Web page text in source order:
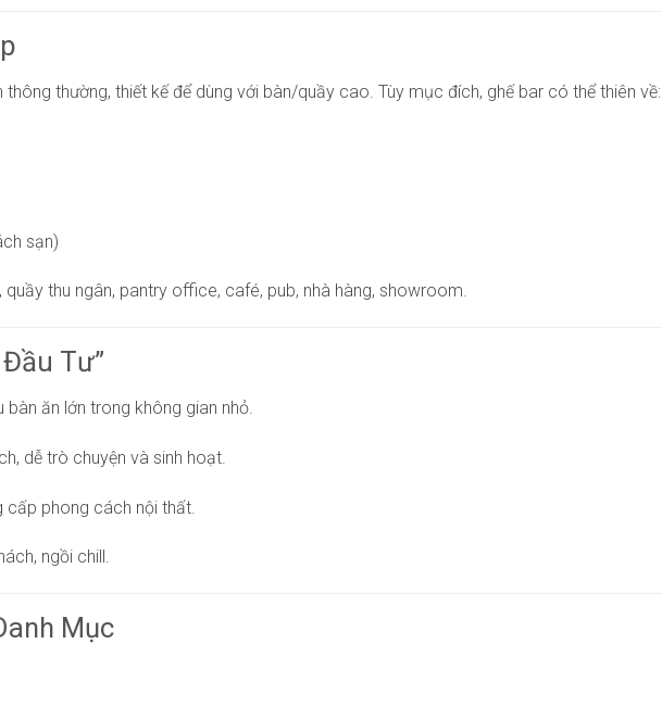
thường, thiết kế để dùng với bàn/quầy cao. Tùy mục đích, ghế bar có thể thiên về:
sạn)
thu ngân, pantry office, café, pub, nhà hàng, showroom.
Tư”
ăn lớn trong không gian nhỏ.
dễ trò chuyện và sinh hoạt.
cấp phong cách nội thất.
ngồi chill.
Mục